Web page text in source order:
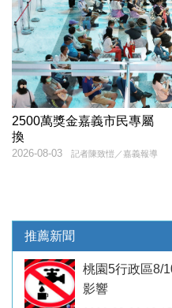
2500萬獎金嘉義市民專屬
換
記者陳致愷／嘉義報導
2026-08-03
推薦新聞
桃園5行政區8/
影響